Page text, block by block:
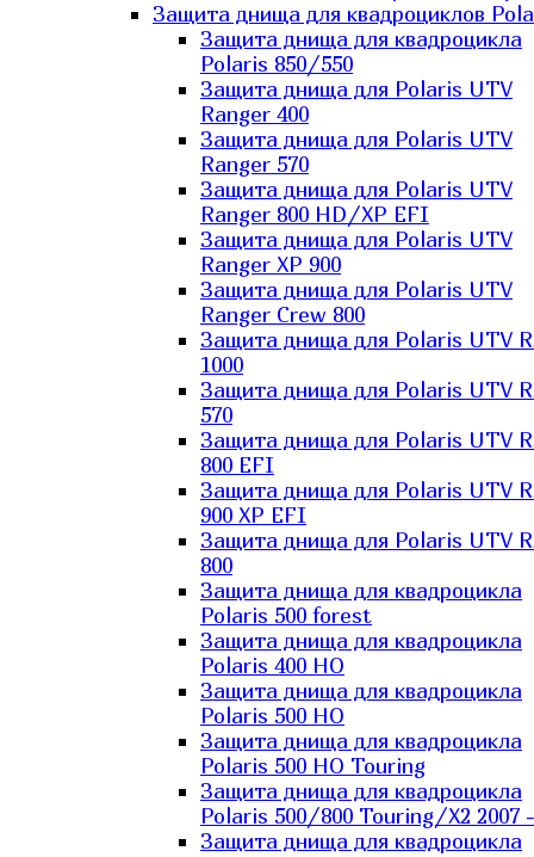
Защита днища для квадроциклов
Защита днища для квадроцикла
Polaris 850/550
Защита днища для Polaris UTV
Ranger 400
Защита днища для Polaris UTV
Ranger 570
Защита днища для Polaris UTV
Ranger 800 HD/XP EFI
Защита днища для Polaris UTV
Ranger XP 900
Защита днища для Polaris UTV
Ranger Сrew 800
Защита днища для Polaris UTV
1000
Защита днища для Polaris UTV
570
Защита днища для Polaris UTV
800 EFI
Защита днища для Polaris UTV
900 XP EFI
Защита днища для Polaris UTV
800
Защита днища для квадроцикла
Polaris 500 forest
Защита днища для квадроцикла
Polaris 400 HO
Защита днища для квадроцикла
Polaris 500 HO
Защита днища для квадроцикла
Polaris 500 HO Touring
Защита днища для квадроцикла
Polaris 500/800 Touring/X2 2007 -
Защита днища для квадроцикла